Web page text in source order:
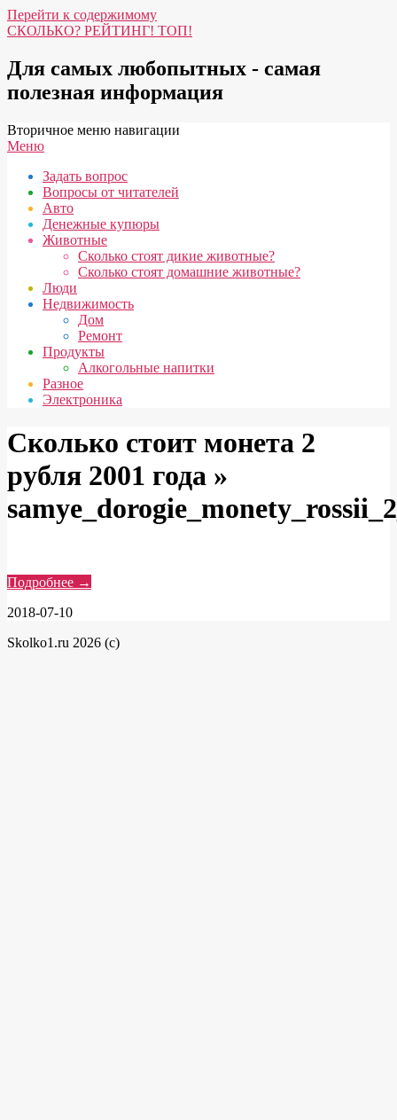
Перейти к содержимому
СКОЛЬКО? РЕЙТИНГ! ТОП!
Для самых любопытных - самая
полезная информация
Вторичное меню навигации
Меню
Задать вопрос
Вопросы от читателей
Авто
Денежные купюры
Животные
Сколько стоят дикие животные?
Сколько стоят домашние животные?
Люди
Недвижимость
Дом
Ремонт
Продукты
Алкогольные напитки
Разное
Электроника
Сколько стоит монета 2
рубля 2001 года »
Подробнее →
2018-07-10
Skolko1.ru 2026 (c)